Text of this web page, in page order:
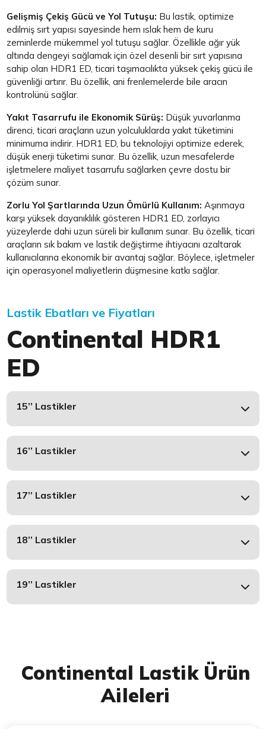
Gelişmiş Çekiş Gücü ve Yol Tutuşu: Bu lastik, optimize
edilmiş sırt yapısı sayesinde hem ıslak hem de kuru
zeminlerde mükemmel yol tutuşu sağlar. Özellikle ağır yük
altında dengeyi sağlamak için özel desenli bir sırt yapısına
sahip olan HDR1 ED, ticari taşımacılıkta yüksek çekiş gücü ile
güvenliği artırır. Bu özellik, ani frenlemelerde bile aracın
kontrolünü sağlar.
Yakıt Tasarrufu ile Ekonomik Sürüş: Düşük yuvarlanma
direnci, ticari araçların uzun yolculuklarda yakıt tüketimini
minimuma indirir. HDR1 ED, bu teknolojiyi optimize ederek,
düşük enerji tüketimi sunar. Bu özellik, uzun mesafelerde
işletmelere maliyet tasarrufu sağlarken çevre dostu bir
çözüm sunar.
Zorlu Yol Şartlarında Uzun Ömürlü Kullanım:Aşınmaya
karşı yüksek dayanıklılık gösteren HDR1 ED, zorlayıcı
yüzeylerde dahi uzun süreli bir kullanım sunar. Bu özellik, ticari
araçların sık bakım ve lastik değiştirme ihtiyacını azaltarak
kullanıcılarına ekonomik bir avantaj sağlar. Böylece, işletmeler
için operasyonel maliyetlerin düşmesine katkı sağlar.
Lastik Ebatları ve Fiyatları
Continental HDR1
ED
15’’ Lastikler
16’’ Lastikler
17’’ Lastikler
18’’ Lastikler
19’’ Lastikler
Continental Lastik Ürün
Aileleri